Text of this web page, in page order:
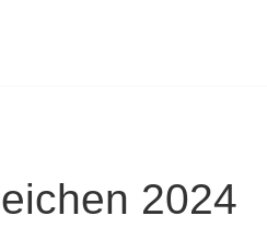
2024